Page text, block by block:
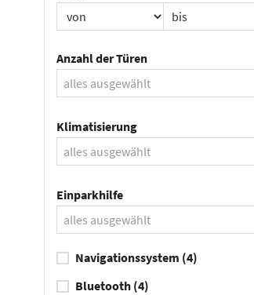
Anzahl der Türen
alles ausgewählt
Klimatisierung
alles ausgewählt
Einparkhilfe
alles ausgewählt
Navigationssystem (4)
Bluetooth (4)